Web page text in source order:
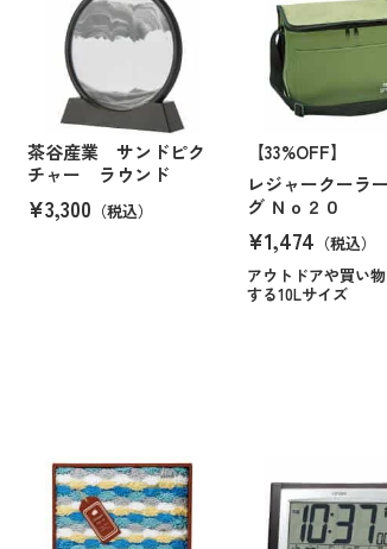
茶谷産業 サンドピク
チャー ラウンド
¥3,300 （税込）
【33%OFF】
レジャークーラ
グ Ｎｏ２０
¥1,474 （税込）
アウトドアや買い
する10Lサイズ